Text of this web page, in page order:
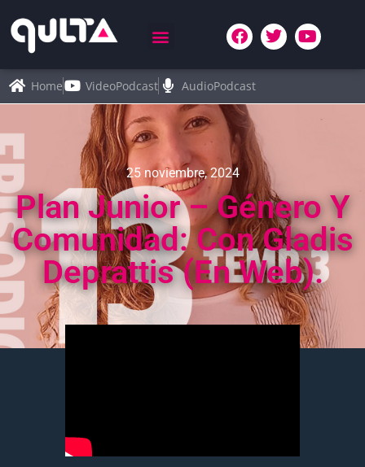
Home VideoPodcast AudioPodcast
25 noviembre, 2024
Plan Junior – Género Y
Comunidad: Con Gladis
Deprattis (en Web).